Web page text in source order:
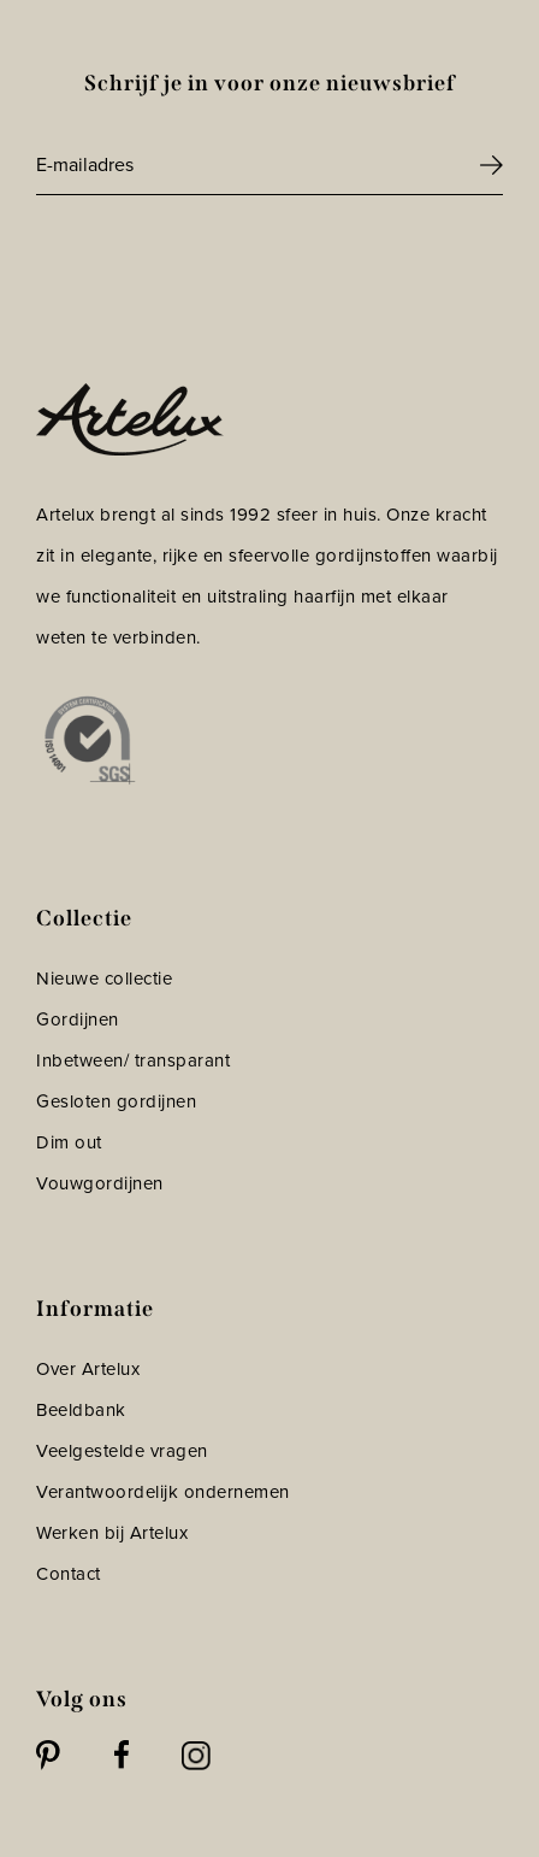
Schrijf je in voor onze nieuwsbrief
mailadres
Artelux brengt al sinds 1992 sfeer in huis. Onze kracht
zit in elegante, rijke en sfeervolle gordijnstoffen waarbij
we functionaliteit en uitstraling haarfijn met elkaar
weten te verbinden.
Collectie
Nieuwe collectie
Gordijnen
Inbetween/ transparant
Gesloten gordijnen
Dim out
Vouwgordijnen
Informatie
Over Artelux
Beeldbank
Veelgestelde vragen
Verantwoordelijk ondernemen
Werken bij Artelux
Contact
Volg ons